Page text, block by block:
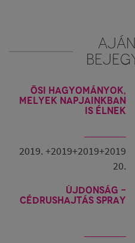
Ősi hagyományok,
melyek napjainkban
is élnek
2019. +2019+2019+2019
20.
Újdonság -
cédrushajtás spray